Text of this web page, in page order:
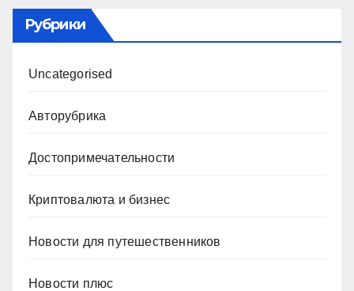
Рубрики
Uncategorised
Авторубрика
Достопримечательности
Криптовалюта и бизнес
Новости для путешественников
Новости плюс